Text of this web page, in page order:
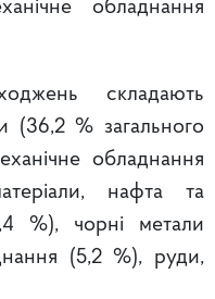
обладнання
складають
(36,2 % загального
обладнання
нафта та
%), чорні метали
(5,2 %), руди,